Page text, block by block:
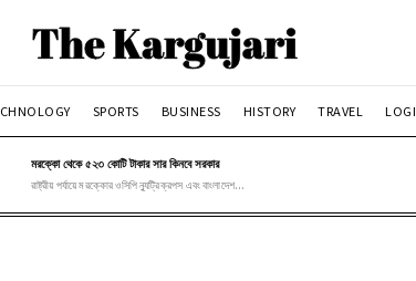
SPORTS BUSINESS HISTORY TRAVEL
মরক্কো থেকে ৫২৩ কোটি টাকার সার কিনবে সরকার
রাষ্ট্রীয় পর্যায়ে মরক্কোর ওসিপি ন্যুট্রিক্রপস এবং বাংলাদেশ...